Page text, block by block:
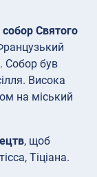
собор Святого
Собор був
Висока
на міський
, щоб
Тіціана.